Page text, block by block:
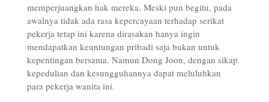
memperjuangkan hak mereka. Meski pun begitu, pada
awalnya tidak ada rasa kepercayaan terhadap serikat
pekerja tetap ini karena dirasakan hanya ingin
mendapatkan keuntungan pribadi saja bukan untuk
kepentingan bersama. Namun Dong Joon, dengan sikap
kepedulian dan kesungguhannya dapat meluluhkan
para pekerja wanita ini.